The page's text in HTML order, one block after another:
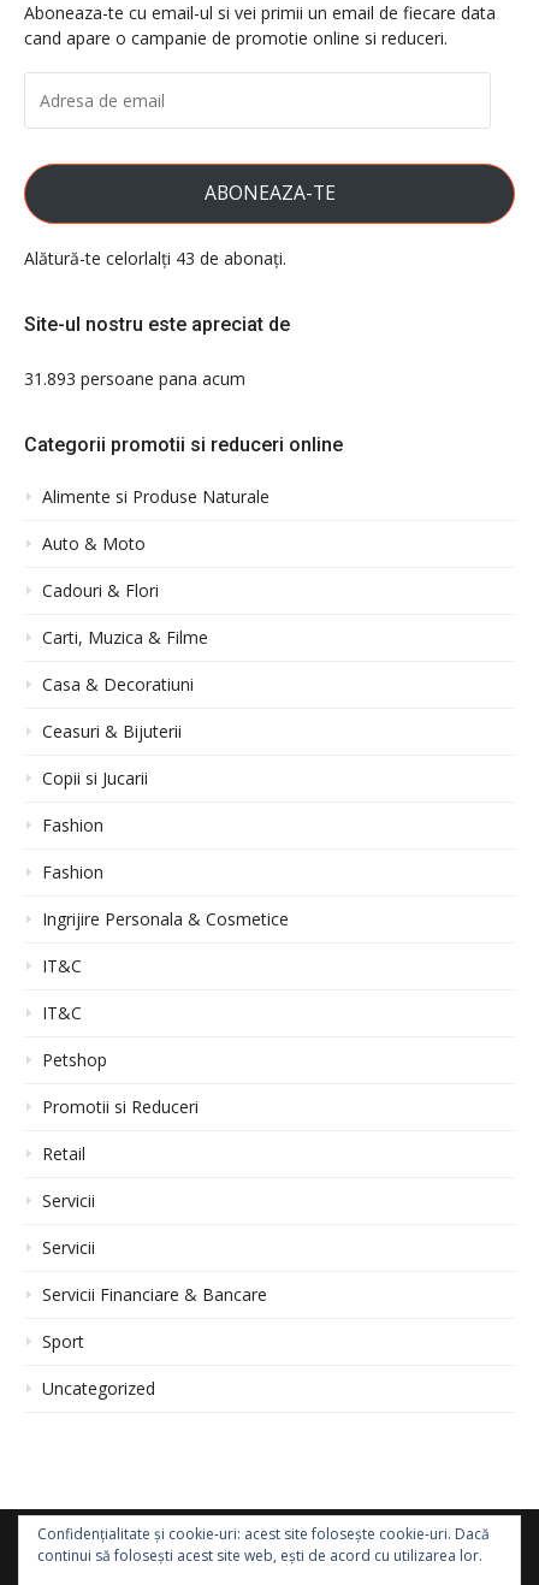
Aboneaza-te cu email-ul si vei primii un email de fiecare data
cand apare o campanie de promotie online si reduceri.
DE
EMAIL
ABONEAZA-TE
Alătură-te celorlalți 43 de abonați.
Site-ul nostru este apreciat de
31.893 persoane pana acum
Categorii promotii si reduceri online
Alimente si Produse Naturale
Auto & Moto
Cadouri & Flori
Carti, Muzica & Filme
Casa & Decoratiuni
Ceasuri & Bijuterii
Copii si Jucarii
Fashion
Fashion
Ingrijire Personala & Cosmetice
IT&C
IT&C
Petshop
Promotii si Reduceri
Retail
Servicii
Servicii
Servicii Financiare & Bancare
Sport
Uncategorized
Confidențialitate și cookie-uri: acest site folosește cookie-uri. Dacă
continui să folosești acest site web, ești de acord cu utilizarea lor.